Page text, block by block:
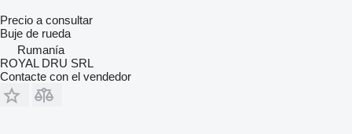
Precio a consultar
Buje de rueda
Rumanía
ROYAL DRU SRL
Contacte con el vendedor